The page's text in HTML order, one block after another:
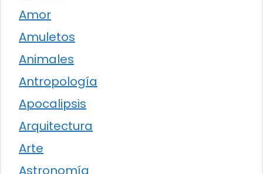
Amor
Amuletos
Animales
Antropología
Apocalipsis
Arquitectura
Arte
Astronomía